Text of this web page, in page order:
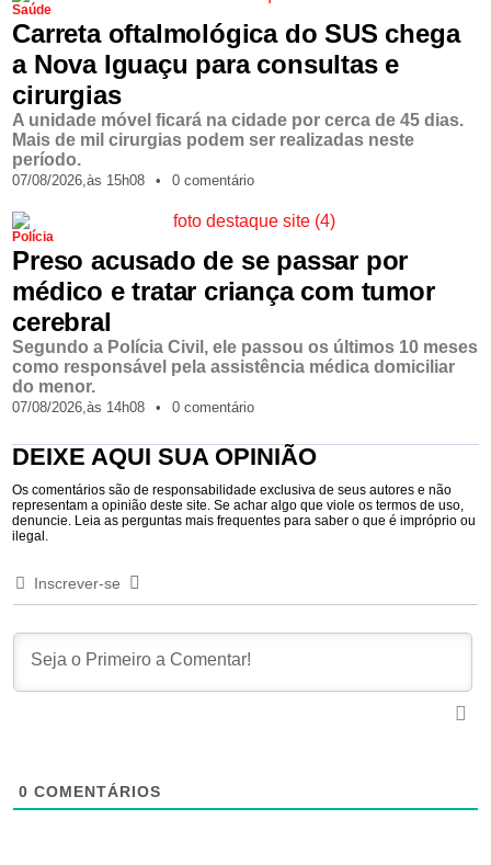
Saúde
Carreta oftalmológica do SUS chega
a Nova Iguaçu para consultas e
cirurgias
A unidade móvel ficará na cidade por cerca de 45 dias.
Mais de mil cirurgias podem ser realizadas neste
período.
07/08/2026,às 15h08 • 0 comentário
Polícia
Preso acusado de se passar por
médico e tratar criança com tumor
cerebral
Segundo a Polícia Civil, ele passou os últimos 10 meses
como responsável pela assistência médica domiciliar
do menor.
07/08/2026,às 14h08 • 0 comentário
DEIXE AQUI SUA OPINIÃO
Os comentários são de responsabilidade exclusiva de seus autores e não
representam a opinião deste site. Se achar algo que viole os termos de uso,
denuncie. Leia as perguntas mais frequentes para saber o que é impróprio ou
ilegal.
Inscrever-se
0 COMENTÁRIOS